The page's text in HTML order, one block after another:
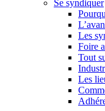
Se syndiquer
Les
Foire
Tout
Les